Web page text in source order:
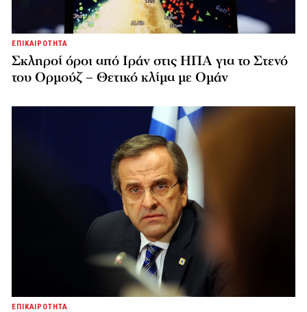
ΕΠΙΚΑΙΡΟΤΗΤΑ
Σκληροί όροι από Ιράν στις ΗΠΑ για το Στενό
του Ορμούζ – Θετικό κλίμα με Ομάν
ΕΠΙΚΑΙΡΟΤΗΤΑ